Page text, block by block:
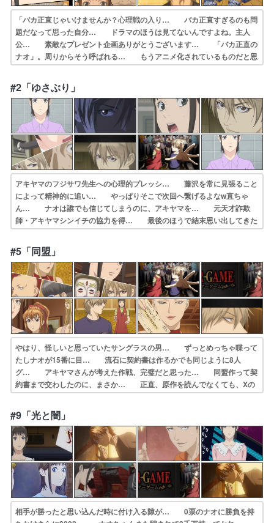
「バカ正直じゃいけませんか？心理戦の入り… バカ正直すぎるのも問
題だなって思った自分… ドラマのほうは見てないんですよね。主人
公… 素敵なプレゼント企画ありがとうございます… 「バカ正直の
ナオ」。周りからそう呼ばれる… もうアニメ化されているものだと思
っていま… 非常におもしろくなりそう原作既読だが記憶… ドラマ
が大ヒットした本作内容を知っている… ご視聴お願いします！1億円
の騙し合いがエ… ドラマ大好きだった作品のアニメ化内容は知…
#2「ゆさぶり」
アキヤマのフジサワ先生への心理的プレッシ… 藤沢を常に見張ること
によって精神的に追い… やっぱりそこで次回へ繋げるよなw直ちゃ
ん… ナオは誰でも信じてしまうのに、アキヤマを… 元天才詐欺
師・アキヤマシンイチの協力を得… 最後のほうで結末思い出してきた
ぞ…！それ… 心理学の勉強になるね。金庫を破れる、って… ここ
で「つづく」なのかぁぁ:(；ﾞﾟ'ω… ドラマで視聴済みなので直ちゃん
の立場にな… 元天才詐欺師・アキヤマシンイチの協力を得…
#5「同盟」
やはり、怪しいと思っていたサングラスの男… ずっとめっちゃ喋って
たしナオが15番に目… 流石に契約書は作るかでも同じように8人
グ… アキヤマさんが考えた作戦、完璧だと思った… 同盟作って契
約書まで交わしたのに、まさか… 正直、原作を読んでなくても、Xの
正体や投… マツバラさんがXで、ミヤハラヒトミは事務… ゲーム
ごとに必ず半数に分かれて投票を続け… ヒトミさんが怪しいな〜と途
中から思った。… 追い込まれる直ちゃん！しかし、犯人はミス…
#9「光と闇」
相手が勝ったと思い込んだ時に付け入る隙が… 0票のナオに勝負を持